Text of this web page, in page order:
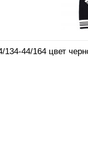
134-44/164 цвет